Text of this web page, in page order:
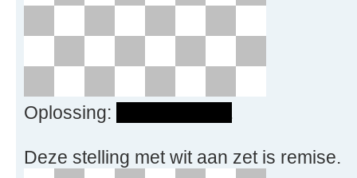
Oplossing:
Deze stelling met wit aan zet is remise.